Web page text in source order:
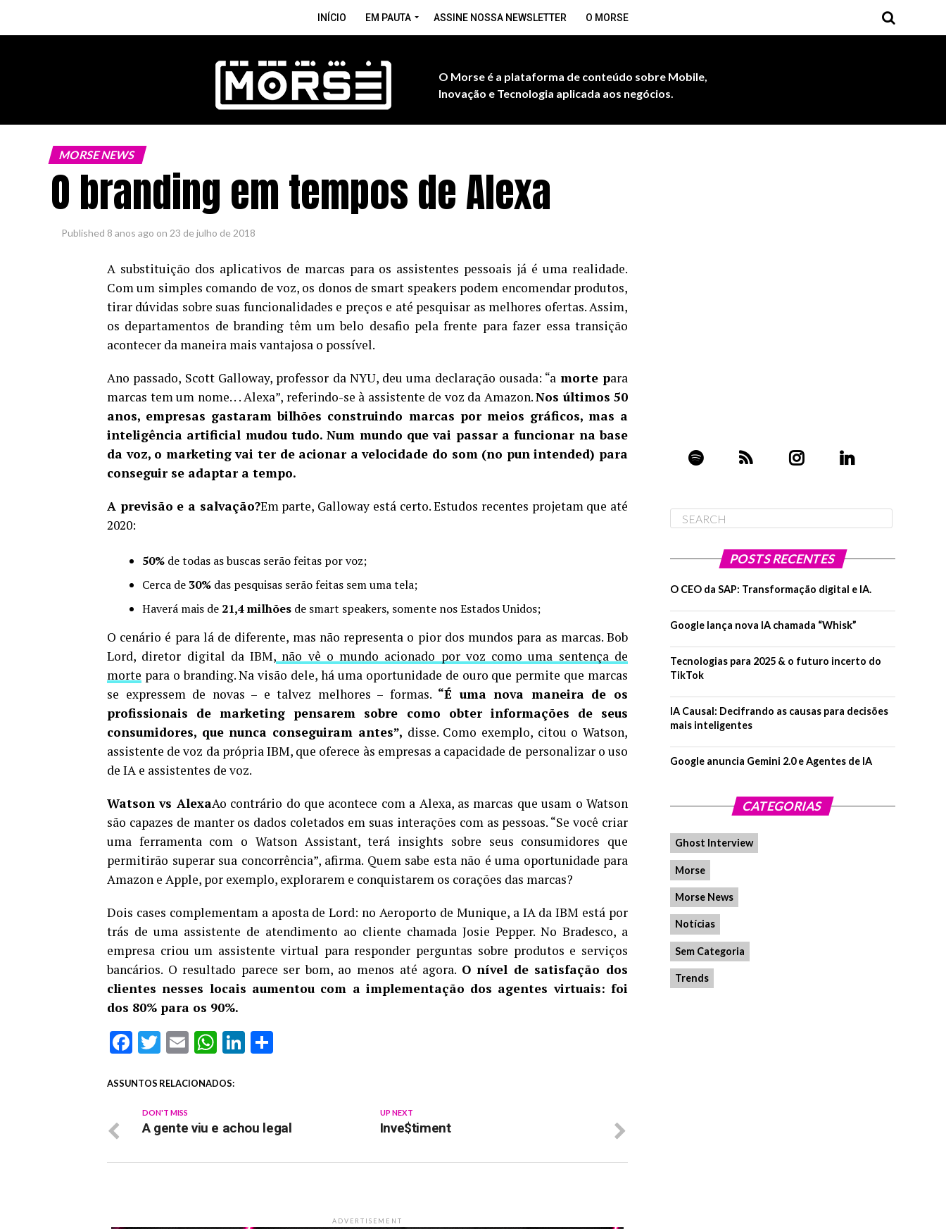
INÍCIO EM PAUTA ASSINE NOSSA NEWSLETTER O MORSE
O Morse é a plataforma de conteúdo sobre Mobile,
Inovação e Tecnologia aplicada aos negócios.
MORSE NEWS
O branding em tempos de Alexa
Published 8 anos ago on 23 de julho de 2018
A substituição dos aplicativos de marcas para os assistentes pessoais já é uma realidade.
Com um simples comando de voz, os donos de smart speakers podem encomendar produtos,
tirar dúvidas sobre suas funcionalidades e preços e até pesquisar as melhores ofertas. Assim,
os departamentos de branding têm um belo desafio pela frente para fazer essa transição
acontecer da maneira mais vantajosa o possível.
Ano passado, Scott Galloway, professor da NYU, deu uma declaração ousada: “a morte para
marcas tem um nome. . . Alexa”, referindo-se à assistente de voz da Amazon.Nos últimos 50
anos, empresas gastaram bilhões construindo marcas por meios gráficos, mas a
inteligência artificial mudou tudo. Num mundo que vai passar a funcionar na base
da voz, o marketing vai ter de acionar a velocidade do som (no pun intended) para
conseguir se adaptar a tempo.
A previsão e a salvação?Em parte, Galloway está certo. Estudos recentes projetam que até
2020:
50% de todas as buscas serão feitas por voz;
Cerca de 30% das pesquisas serão feitas sem uma tela;
Haverá mais de 21,4 milhões de smart speakers, somente nos Estados Unidos;
O cenário é para lá de diferente, mas não representa o pior dos mundos para as marcas. Bob
Lord, diretor digital da IBM, não vê o mundo acionado por voz como uma sentença de
morte para o branding. Na visão dele, há uma oportunidade de ouro que permite que marcas
se expressem de novas – e talvez melhores – formas. “É uma nova maneira de os
profissionais de marketing pensarem sobre como obter informações de seus
consumidores, que nunca conseguiram antes”, disse. Como exemplo, citou o Watson,
assistente de voz da própria IBM, que oferece às empresas a capacidade de personalizar o uso
de IA e assistentes de voz.
Watson vs AlexaAo contrário do que acontece com a Alexa, as marcas que usam o Watson
são capazes de manter os dados coletados em suas interações com as pessoas. “Se você criar
uma ferramenta com o Watson Assistant, terá insights sobre seus consumidores que
permitirão superar sua concorrência”, afirma. Quem sabe esta não é uma oportunidade para
Amazon e Apple, por exemplo, explorarem e conquistarem os corações das marcas?
Dois cases complementam a aposta de Lord: no Aeroporto de Munique, a IA da IBM está por
trás de uma assistente de atendimento ao cliente chamada Josie Pepper. No Bradesco, a
empresa criou um assistente virtual para responder perguntas sobre produtos e serviços
bancários. O resultado parece ser bom, ao menos até agora. O nível de satisfação dos
clientes nesses locais aumentou com a implementação dos agentes virtuais: foi
dos 80% para os 90%.
Facebook
Twitter
EmailWhatsApp
LinkedIn
ASSUNTOS RELACIONADOS:
UP NEXT
Inve$timent
DON'T MISS
A gente viu e achou legal
ADVERTISEMENT
POSTS RECENTES
O CEO da SAP: Transformação digital e IA.
Google lança nova IA chamada “Whisk”
Tecnologias para 2025 & o futuro incerto do
TikTok
IA Causal: Decifrando as causas para decisões
mais inteligentes
Google anuncia Gemini 2.0 e Agentes de IA
CATEGORIAS
Ghost Interview
Morse
Morse News
Notícias
Sem Categoria
Trends